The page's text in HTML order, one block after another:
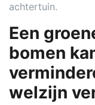
achtertuin.
Een
bomen
welzijn